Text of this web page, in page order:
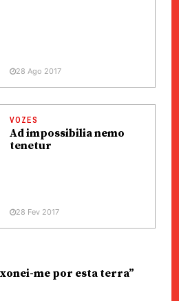
28 Ago 2017
VOZES
Ad impossibilia nemo
tenetur
28 Fev 2017
me por esta terra”